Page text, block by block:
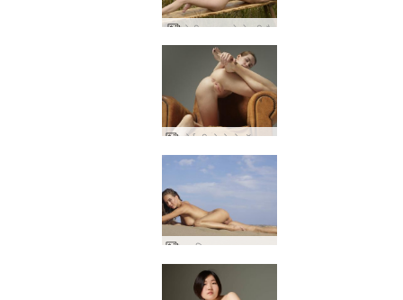
मोली स्वभाव से सेक्सी है
कोई भी मोलोको मॉडल म्यूज़
नतालिया एक समुद्र तट प्रदर्शक